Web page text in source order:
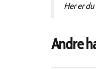
Her er
Andre